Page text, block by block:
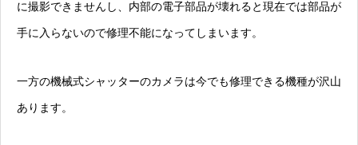
に撮影できませんし、内部の電子部品が壊れると現在では部品が
手に入らないので修理不能になってしまいます。
一方の機械式シャッターのカメラは今でも修理できる機種が沢山
あります。